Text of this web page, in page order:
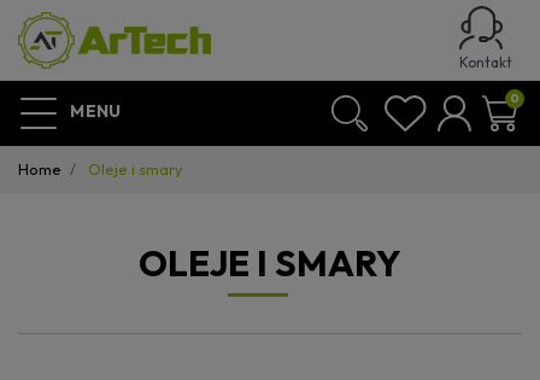
Kontakt
MENU
0
Home Oleje i smary
OLEJE I SMARY